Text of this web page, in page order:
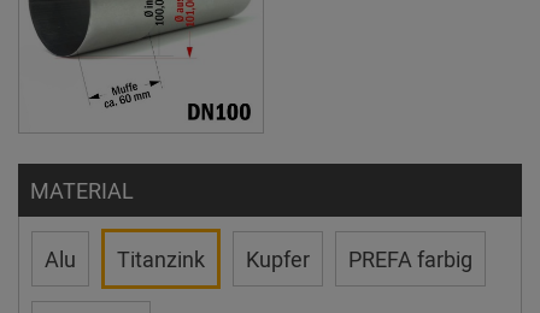
MATERIAL
Alu Titanzink Kupfer PREFA farbig